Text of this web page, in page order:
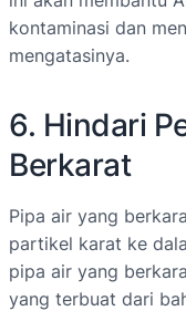
kontaminasi dan
mengatasinya.
6. Hindari
Berkarat
Pipa air yang
partikel karat ke
pipa air yang
yang terbuat dari